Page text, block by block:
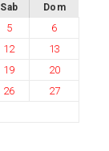
Sab Dom
5
6
12
13
19
20
26
27